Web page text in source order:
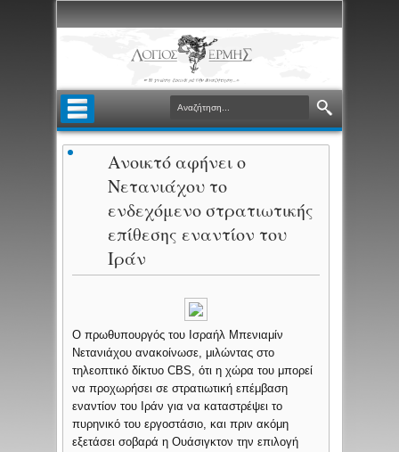
Ανοικτό αφήνει ο
Νετανιάχου το
ενδεχόμενο στρατιωτικής
επίθεσης εναντίον του
Ιράν
Ο πρωθυπουργός του Ισραήλ Μπενιαμίν
Νετανιάχου ανακοίνωσε, μιλώντας στο
τηλεοπτικό δίκτυο CBS, ότι η χώρα του μπορεί
να προχωρήσει σε στρατιωτική επέμβαση
εναντίον του Ιράν για να καταστρέψει το
πυρηνικό του εργοστάσιο, και πριν ακόμη
εξετάσει σοβαρά η Ουάσιγκτον την επιλογή